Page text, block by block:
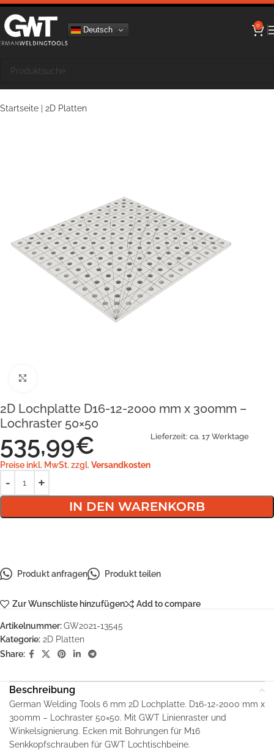
Deutsch 0
Startseite 2D Platten
2D Lochplatte D16-12-2000 mm x 300mm –
Lochraster 50×50
535,99€
Preise inkl. MwSt. zzgl. Versandkosten
Lieferzeit: ca. 17 Werktage
IN DEN WARENKORB
Produkt anfragen Produkt teilen
Zur Wunschliste hinzufügen Add to compare
Artikelnummer:GW2021-13545
Kategorie: 2D Platten
Share:
Beschreibung
German Welding Tools 6 mm 2D Lochplatte. D16-12-2000 mm x
300mm – Lochraster 50×50. Mit GWT Linienraster und
Winkelsignierung. Ecken mit Bohrungen für M16
Senkkopfschrauben für GWT Lochtischbeine.